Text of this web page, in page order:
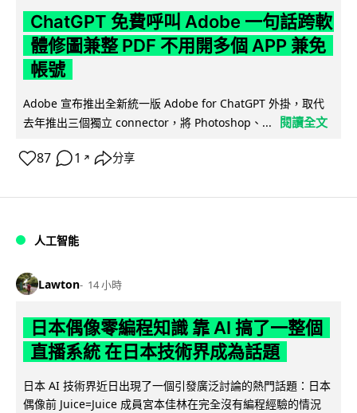
ChatGPT 免費呼叫 Adobe 一句話跨軟
體修圖兼整 PDF 不用開多個 APP 兼免
帳號
Adobe 宣布推出全新統一版 Adobe for ChatGPT 外掛，取代
去年推出三個獨立 connector，將 Photoshop、...
閱讀全文
87 1 ↗ 分享
人工智能
Lawton 14 小時
日本偶像零編程知識 靠 AI 搞了一整個
直播系統 在日本技術界成為話題
日本 AI 技術界近日出現了一個引發廣泛討論的熱門話題：日本
偶像前 Juice=Juice 成員宮本佳林在完全沒有編程經驗的情況